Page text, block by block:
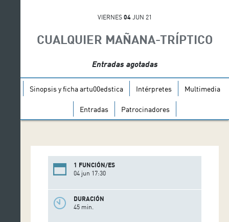
VIERNES 04 JUN 21
CUALQUIER MAÑANA-TRÍPTICO
Entradas agotadas
Sinopsis y ficha artu00edstica Intérpretes Multimedia
Entradas Patrocinadores
1 FUNCIÓN/ES
04 jun 17:30
DURACIÓN
45 min.